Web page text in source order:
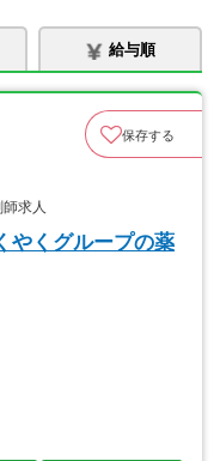
給与順
保存する
求人
やくグループの薬